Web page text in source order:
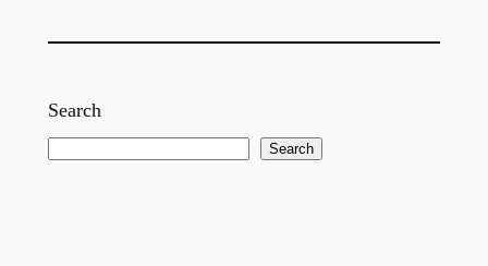
Search
Search